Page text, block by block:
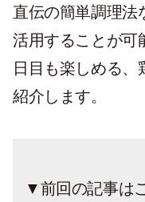
直伝の簡単調理法
活用することが可
日目も楽しめる
紹介します。
▼前回の記事は